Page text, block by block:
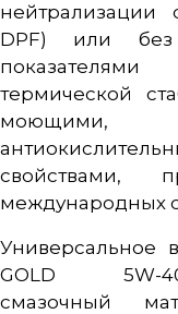
нейтрализации
DPF) или без
показателями
термической
моющими,
свойствами,
международных
Универсальное
GOLD 5W-
смазочный